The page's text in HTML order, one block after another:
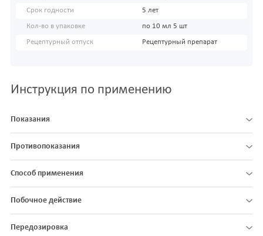
Срок годности 5 лет
Кол-во в упаковке по 10 мл 5 шт
Рецептурный отпуск Рецептурный препарат
Инструкция по применению
Показания
Противопоказания
Способ применения
Побочное действие
Передозировка